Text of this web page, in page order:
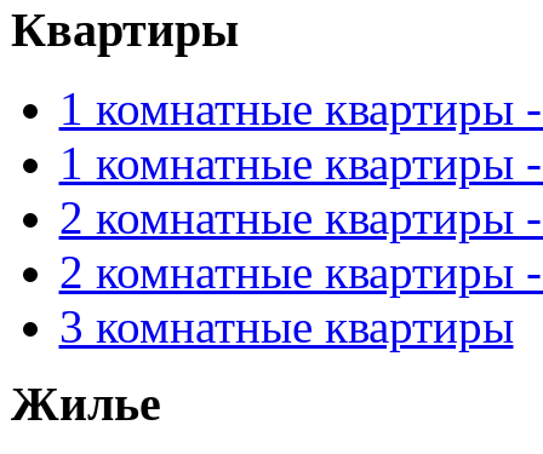
Квартиры
1 комнатные квартиры
1 комнатные квартиры
2 комнатные квартиры
2 комнатные квартиры
3 комнатные квартиры
Жилье